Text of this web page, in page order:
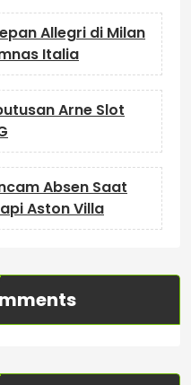
Allegri di Milan
Italia
Arne Slot
Absen Saat
Aston Villa